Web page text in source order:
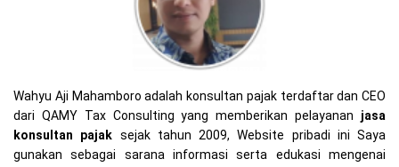
Wahyu Aji Mahamboro adalah konsultan pajak terdaftar dan CEO
dari QAMY Tax Consulting yang memberikan pelayanan jasa
konsultan pajak sejak tahun 2009, Website pribadi ini Saya
gunakan sebagai sarana informasi serta edukasi mengenai